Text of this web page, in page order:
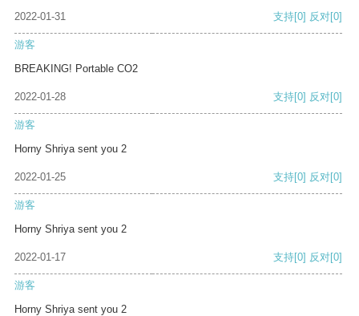
2022-01-31 支持[0] 反对[0]
游客
BREAKING! Portable CO2
2022-01-28 支持[0] 反对[0]
游客
Horny Shriya sent you 2
2022-01-25 支持[0] 反对[0]
游客
Horny Shriya sent you 2
2022-01-17 支持[0] 反对[0]
游客
Horny Shriya sent you 2